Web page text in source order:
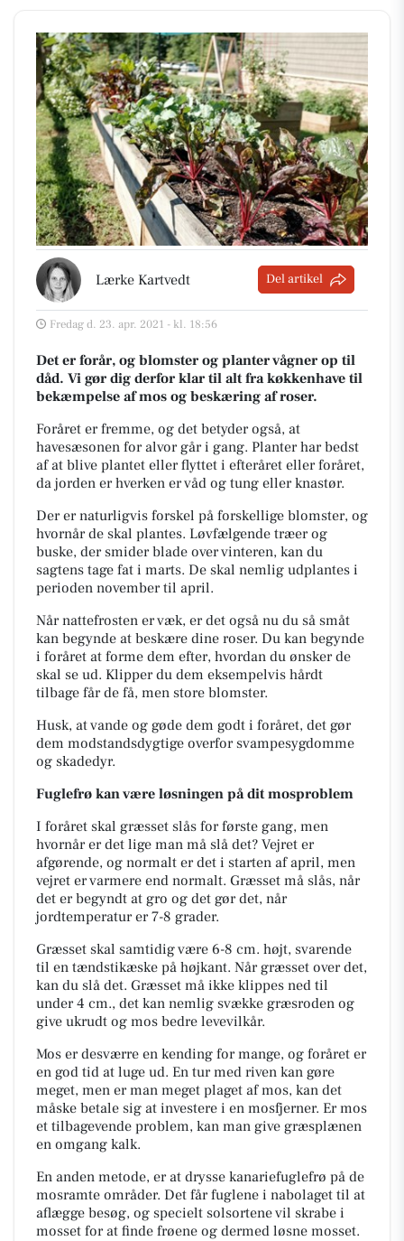
Lærke Kartvedt Del artikel
Fredag d. 23. apr. 2021 - kl. 18:56
Det er forår, og blomster og planter vågner op til
dåd. Vi gør dig derfor klar til alt fra køkkenhave til
bekæmpelse af mos og beskæring af roser.
Foråret er fremme, og det betyder også, at
havesæsonen for alvor går i gang. Planter har bedst
af at blive plantet eller flyttet i efteråret eller foråret,
da jorden er hverken er våd og tung eller knastør.
Der er naturligvis forskel på forskellige blomster, og
hvornår de skal plantes. Løvfælgende træer og
buske, der smider blade over vinteren, kan du
sagtens tage fat i marts. De skal nemlig udplantes i
perioden november til april.
Når nattefrosten er væk, er det også nu du så småt
kan begynde at beskære dine roser. Du kan begynde
i foråret at forme dem efter, hvordan du ønsker de
skal se ud. Klipper du dem eksempelvis hårdt
tilbage får de få, men store blomster.
Husk, at vande og gøde dem godt i foråret, det gør
dem modstandsdygtige overfor svampesygdomme
og skadedyr.
Fuglefrø kan være løsningen på dit mosproblem
I foråret skal græsset slås for første gang, men
hvornår er det lige man må slå det? Vejret er
afgørende, og normalt er det i starten af april, men
vejret er varmere end normalt. Græsset må slås, når
det er begyndt at gro og det gør det, når
jordtemperatur er 7-8 grader.
Græsset skal samtidig være 6-8 cm. højt, svarende
til en tændstikæske på højkant. Når græsset over det,
kan du slå det. Græsset må ikke klippes ned til
under 4 cm., det kan nemlig svække græsroden og
give ukrudt og mos bedre levevilkår.
Mos er desværre en kending for mange, og foråret er
en god tid at luge ud. En tur med riven kan gøre
meget, men er man meget plaget af mos, kan det
måske betale sig at investere i en mosfjerner. Er mos
et tilbagevende problem, kan man give græsplænen
en omgang kalk.
En anden metode, er at drysse kanariefuglefrø på de
mosramte områder. Det får fuglene i nabolaget til at
aflægge besøg, og specielt solsortene vil skrabe i
mosset for at finde frøene og dermed løsne mosset.